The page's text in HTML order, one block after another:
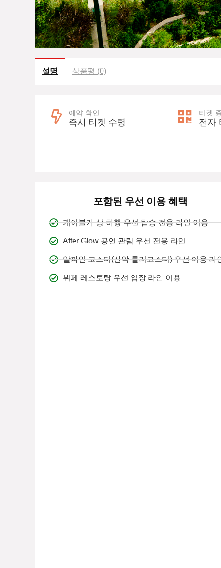
설명 상품평 (0)
예약 확인
즉시 티켓 수령
티켓
전자
포함된 우선 이용 혜택
케이블카 상·하행 우선 탑승 전용 라인 이용
After Glow 공연 관람 우선 전용 라인
알파인 코스터(산악 롤러코스터) 우선 이용 라
뷔페 레스토랑 우선 입장 라인 이용